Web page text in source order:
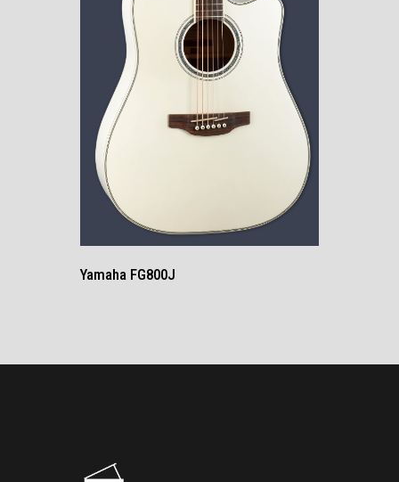
Yamaha FG800J